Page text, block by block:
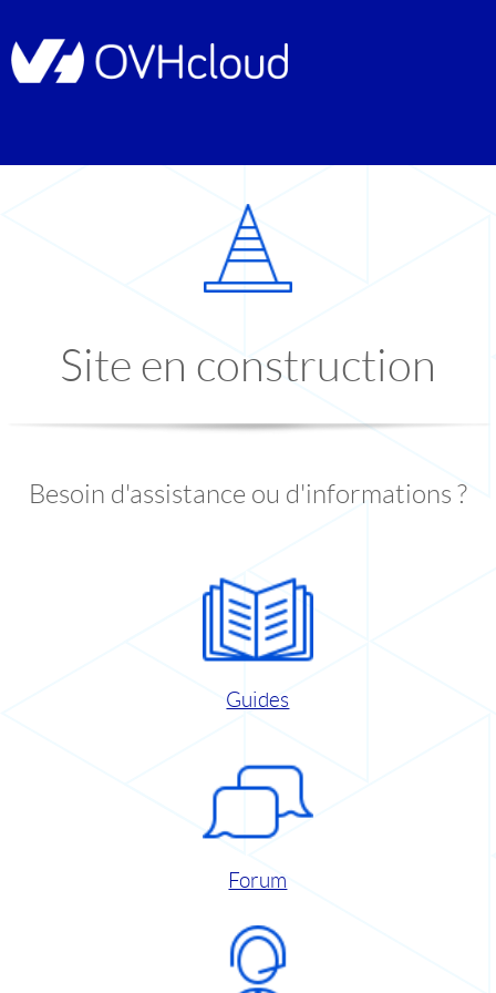
Site en construction
Besoin d'assistance ou d'informations ?
Guides
Forum